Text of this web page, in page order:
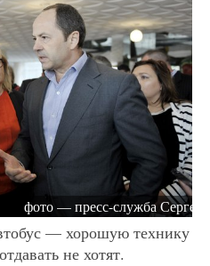
фото — пресс-служба Сергея
— хорошую технику
не хотят.